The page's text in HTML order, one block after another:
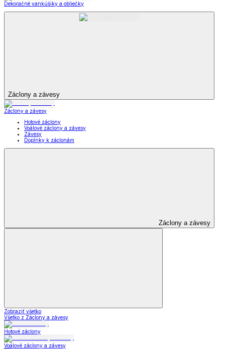
Dekoračné vankúšiky a obliečky
Záclony a závesy
Záclony a závesy
Hotové záclony
Voálové záclony a závesy
Závesy
Doplnky k záclonám
Záclony a závesy
Zobraziť všetko
Všetko z Záclony a závesy
Hotové záclony
Voálové záclony a závesy